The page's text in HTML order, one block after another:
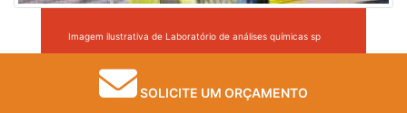
Imagem ilustrativa de Laboratório de análises químicas sp
SOLICITE UM ORÇAMENTO